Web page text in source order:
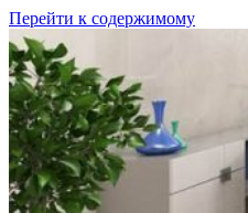
Перейти к содержимому